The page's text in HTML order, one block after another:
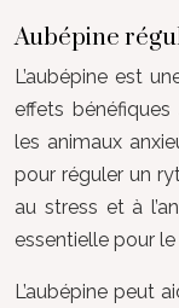
Aubépine
L’aubépine est
effets
les animaux
pour réguler un
au stress et à
essentielle pour
L’aubépine peut